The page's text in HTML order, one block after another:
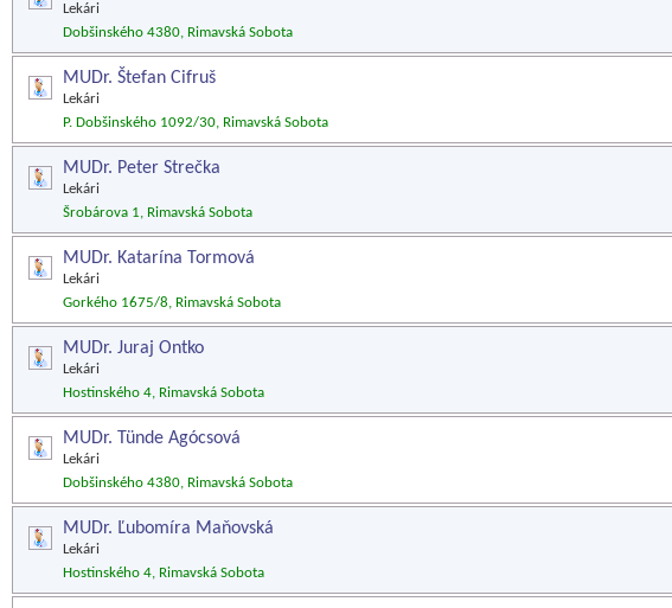
Lekári
Dobšinského 4380, Rimavská Sobota
MUDr. Štefan Cifruš
Lekári
P. Dobšinského 1092/30, Rimavská Sobota
MUDr. Peter Strečka
Lekári
Šrobárova 1, Rimavská Sobota
MUDr. Katarína Tormová
Lekári
Gorkého 1675/8, Rimavská Sobota
MUDr. Juraj Ontko
Lekári
Hostinského 4, Rimavská Sobota
MUDr. Tünde Agócsová
Lekári
Dobšinského 4380, Rimavská Sobota
MUDr. Ľubomíra Maňovská
Lekári
Hostinského 4, Rimavská Sobota